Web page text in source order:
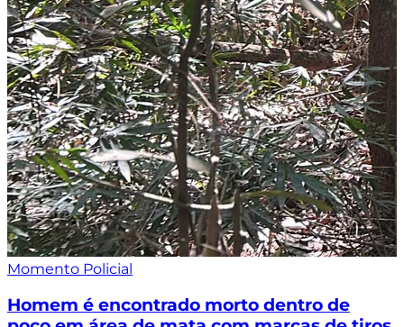
Momento Policial
Homem é encontrado morto dentro de